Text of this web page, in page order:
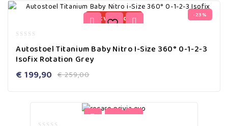
uitverkocht -23%
out
of
Autostoel Titanium Baby Nitro I-Size 360° 0-1-2-3
Isofix Rotation Grey
€259,00
€ 199,90
-62%